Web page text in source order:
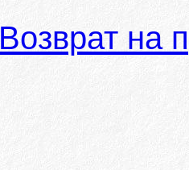
Возврат на